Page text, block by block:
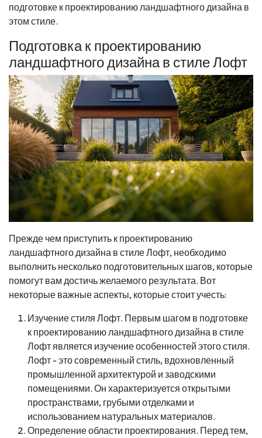
подготовке к проектированию ландшафтного дизайна в
этом стиле.
Подготовка к проектированию
ландшафтного дизайна в стиле Лофт
Прежде чем приступить к проектированию
ландшафтного дизайна в стиле Лофт, необходимо
выполнить несколько подготовительных шагов, которые
помогут вам достичь желаемого результата. Вот
некоторые важные аспекты, которые стоит учесть:
Изучение стиля Лофт. Первым шагом в подготовке
к проектированию ландшафтного дизайна в стиле
Лофт является изучение особенностей этого стиля.
Лофт - это современный стиль, вдохновленный
промышленной архитектурой и заводскими
помещениями. Он характеризуется открытыми
пространствами, грубыми отделками и
использованием натуральных материалов.
Определение области проектирования. Перед тем,